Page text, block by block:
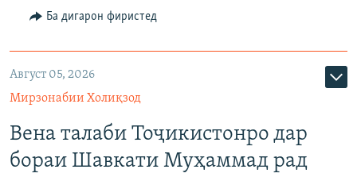
Ба дигарон фиристед
Август 05, 2026
Мирзонабии Холиқзод
Вена талаби Тоҷикистонро дар
бораи Шавкати Муҳаммад рад